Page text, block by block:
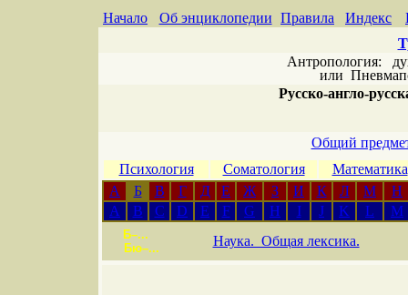
Начало Об энциклопедии Правила Индекс
Антропология:
или
Русско-англо-
Общий
Психология
Соматология
Математика
А
Б В Г Д Е Ж З И К Л М
Н
A
B C D E F G H I J K L M
Б–...
Бю–...
Наука. Общая лексика.